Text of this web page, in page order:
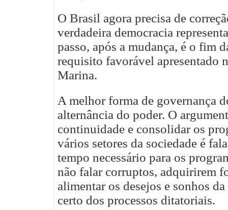
O Brasil agora precisa de
verdadeira democracia
passo, após a mudança, é o fim
requisito favorável apresentado
Marina.
A melhor forma de governança
alternância do poder. O
continuidade e consolidar os
vários setores da sociedade é
tempo necessário para os
não falar corruptos, adquirirem
alimentar os desejos e sonhos
certo dos processos ditatoriais.